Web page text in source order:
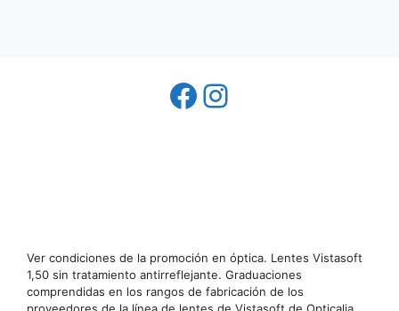
Facebook
Instagram
Ver condiciones de la promoción en óptica. Lentes Vistasoft
1,50 sin tratamiento antirreflejante. Graduaciones
comprendidas en los rangos de fabricación de los